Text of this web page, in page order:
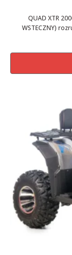
QUAD XTR
WSTECZNY)